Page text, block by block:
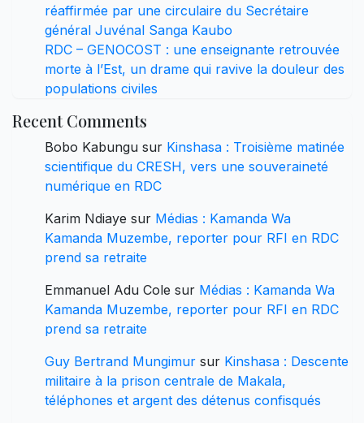
réaffirmée par une circulaire du Secrétaire
général Juvénal Sanga Kaubo
RDC – GENOCOST : une enseignante retrouvée
morte à l’Est, un drame qui ravive la douleur des
populations civiles
Recent Comments
Bobo Kabungu sur Kinshasa : Troisième matinée
scientifique du CRESH, vers une souveraineté
numérique en RDC
Karim Ndiaye sur Médias : Kamanda Wa
Kamanda Muzembe, reporter pour RFI en RDC
prend sa retraite
Emmanuel Adu Cole sur Médias : Kamanda Wa
Kamanda Muzembe, reporter pour RFI en RDC
prend sa retraite
Guy Bertrand Mungimur sur Kinshasa : Descente
militaire à la prison centrale de Makala,
téléphones et argent des détenus confisqués